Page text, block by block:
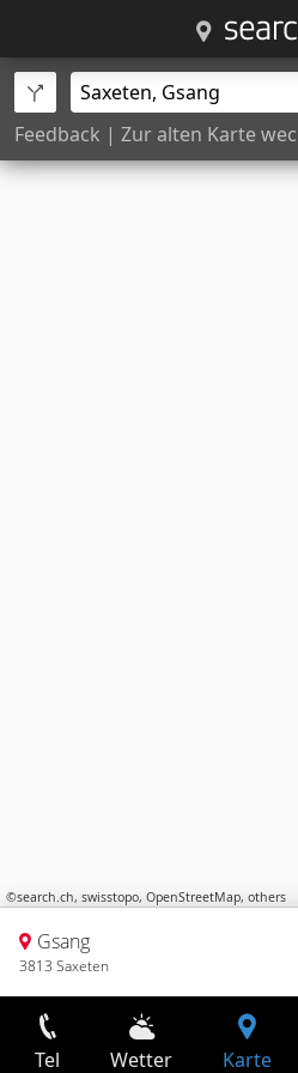
Feedback | Zur alten Karte
©search.ch, swisstopo, OpenStreetMap, others
Gsang
3813 Saxeten
Tel Wetter Karte